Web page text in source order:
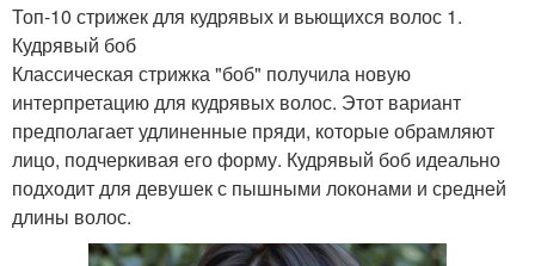
Топ-10 стрижек для кудрявых и вьющихся волос 1.
Кудрявый боб
Классическая стрижка "боб" получила новую
интерпретацию для кудрявых волос. Этот вариант
предполагает удлиненные пряди, которые обрамляют
лицо, подчеркивая его форму. Кудрявый боб идеально
подходит для девушек с пышными локонами и средней
длины волос.